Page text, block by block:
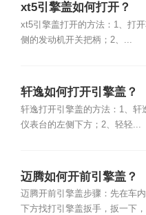
xt5引擎盖如何打开？
xt5引擎盖打开的方法：1、打
侧的发动机开关把柄；2、...
轩逸如何打开引擎盖？
轩逸打开引擎盖的方法：1、轩
仪表台的左侧下方；2、轻轻...
迈腾如何开前引擎盖？
迈腾开前引擎盖步骤：先在车
下方找打引擎盖扳手，扳一下